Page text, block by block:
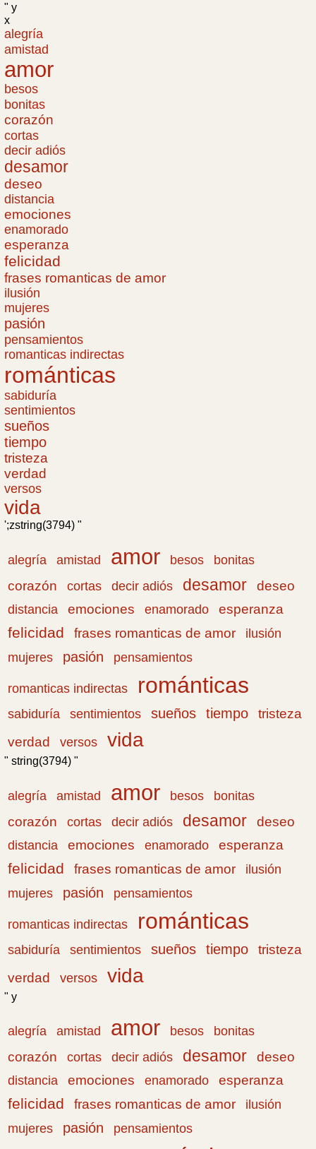
" y
x
alegría
amistad
amor
besos
bonitas
corazón
cortas
decir adiós
desamor
deseo
distancia
emociones
enamorado
esperanza
felicidad
frases romanticas de amor
ilusión
mujeres
pasión
pensamientos
romanticas indirectas
románticas
sabiduría
sentimientos
sueños
tiempo
tristeza
verdad
versos
vida
';zstring(3794) "
alegría amistad amor besos
bonitas
corazón
cortas decir adiós desamor deseo
distancia emociones enamorado esperanza
felicidad frases romanticas de amor
ilusión
mujeres
pasión pensamientos
romanticas indirectas románticas
sabiduría sentimientos sueños tiempo
tristeza
verdad
versos vida
" string(3794) "
alegría amistad amor besos
bonitas
corazón
cortas decir adiós desamor deseo
distancia emociones enamorado esperanza
felicidad frases romanticas de amor
ilusión
mujeres
pasión pensamientos
romanticas indirectas románticas
sabiduría sentimientos sueños tiempo
tristeza
verdad
versos vida
" y
alegría amistad amor besos
bonitas
corazón
cortas decir adiós desamor deseo
distancia emociones enamorado esperanza
felicidad frases romanticas de amor
ilusión
mujeres
pasión pensamientos